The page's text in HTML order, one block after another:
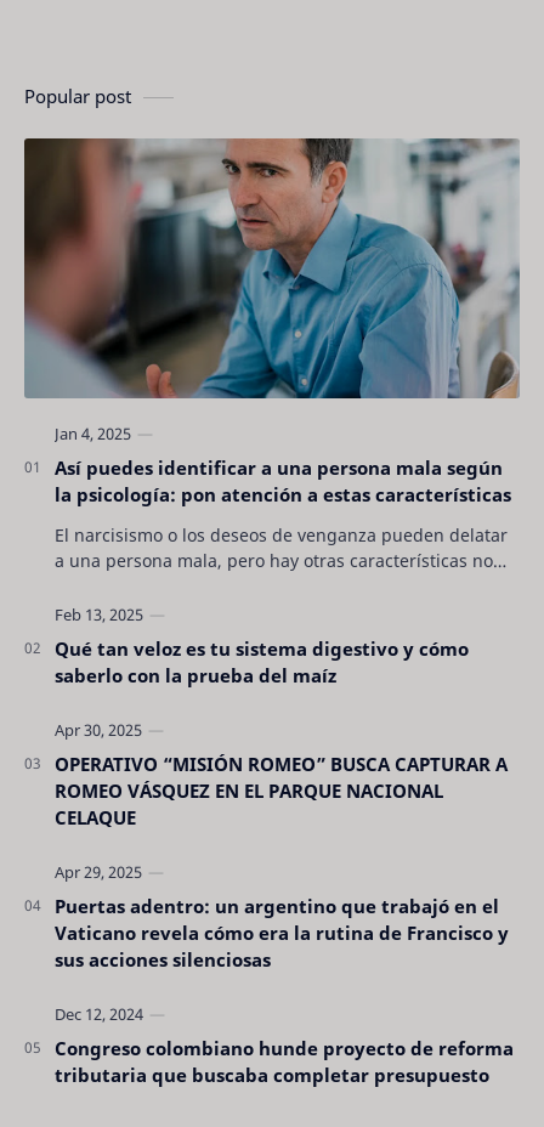
Popular post
Así puedes identificar a una persona mala según
la psicología: pon atención a estas características
El narcisismo o los deseos de venganza pueden delatar
a una persona mala, pero hay otras características no
Qué tan veloz es tu sistema digestivo y cómo
saberlo con la prueba del maíz
OPERATIVO “MISIÓN ROMEO” BUSCA CAPTURAR A
ROMEO VÁSQUEZ EN EL PARQUE NACIONAL
CELAQUE
Puertas adentro: un argentino que trabajó en el
Vaticano revela cómo era la rutina de Francisco y
sus acciones silenciosas
Congreso colombiano hunde proyecto de reforma
tributaria que buscaba completar presupuesto